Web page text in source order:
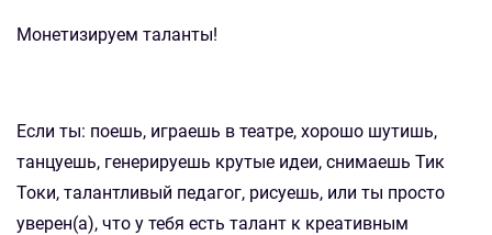
Монетизируем таланты!
Если ты: поешь, играешь в театре, хорошо шутишь,
танцуешь, генерируешь крутые идеи, снимаешь Тик
Токи, талантливый педагог, рисуешь, или ты просто
уверен(а), что у тебя есть талант к креативным